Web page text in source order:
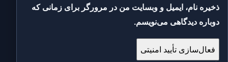
ذخیره نام، ایمیل و وبسایت من در مرورگر برای زمانی که
دوباره دیدگاهی می‌نویسم.
فعال‌سازی تأیید امنیتی